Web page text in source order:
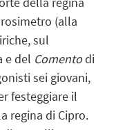
(alla
sul
e del Comentodi
sei giovani,
festeggiare il
regina di Cipro.